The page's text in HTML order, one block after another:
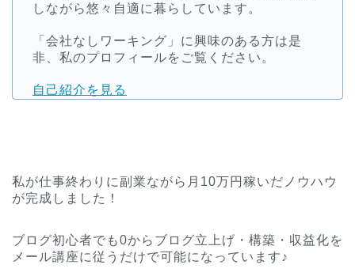
しながら悠々自適に暮らしています。
「会社なしワーキング」に興味のある方は是
非、私のプロフィールをご覧ください。
自己紹介を見る
私が仕事終わりに副業ながら月10万円稼いだノウハウ
が完成しました！
ブログ初心者でも0からブログ立上げ・構築・収益化を
メール講座に従うだけで可能になっています♪